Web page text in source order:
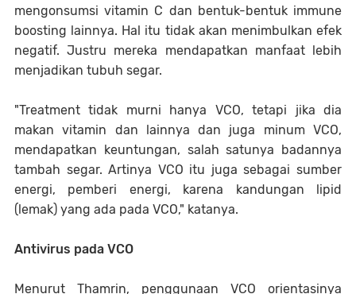
mengonsumsi vitamin C dan bentuk-bentuk immune
boosting lainnya. Hal itu tidak akan menimbulkan efek
negatif. Justru mereka mendapatkan manfaat lebih
menjadikan tubuh segar.
"Treatment tidak murni hanya VCO, tetapi jika dia
makan vitamin dan lainnya dan juga minum VCO,
mendapatkan keuntungan, salah satunya badannya
tambah segar. Artinya VCO itu juga sebagai sumber
energi, pemberi energi, karena kandungan lipid
(lemak) yang ada pada VCO," katanya.
Antivirus pada VCO
Menurut Thamrin, penggunaan VCO orientasinya